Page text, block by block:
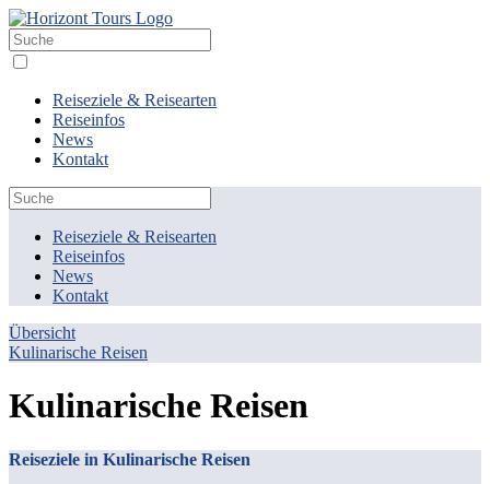
Reiseziele & Reisearten
Reiseinfos
News
Kontakt
Reiseziele & Reisearten
Reiseinfos
News
Kontakt
Übersicht
Kulinarische Reisen
Kulinarische Reisen
Reiseziele in Kulinarische Reisen